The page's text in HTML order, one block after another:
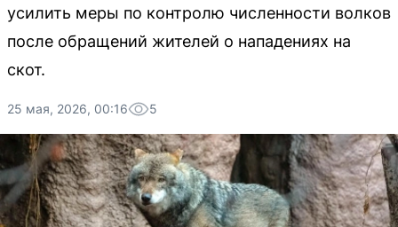
усилить меры по контролю численности волков
после обращений жителей о нападениях на
скот.
25 мая, 2026, 00:16 5